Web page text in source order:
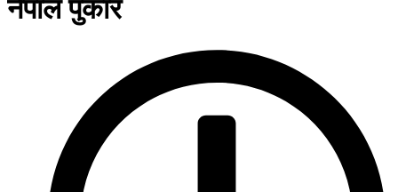
नेपाल पुकार